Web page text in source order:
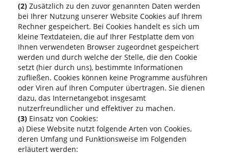
(2) Zusätzlich zu den zuvor genannten Daten werden
bei Ihrer Nutzung unserer Website Cookies auf Ihrem
Rechner gespeichert. Bei Cookies handelt es sich um
kleine Textdateien, die auf Ihrer Festplatte dem von
Ihnen verwendeten Browser zugeordnet gespeichert
werden und durch welche der Stelle, die den Cookie
setzt (hier durch uns), bestimmte Informationen
zufließen. Cookies können keine Programme ausführen
oder Viren auf Ihren Computer übertragen. Sie dienen
dazu, das Internetangebot insgesamt
nutzerfreundlicher und effektiver zu machen.
(3) Einsatz von Cookies:
a) Diese Website nutzt folgende Arten von Cookies,
deren Umfang und Funktionsweise im Folgenden
erläutert werden: